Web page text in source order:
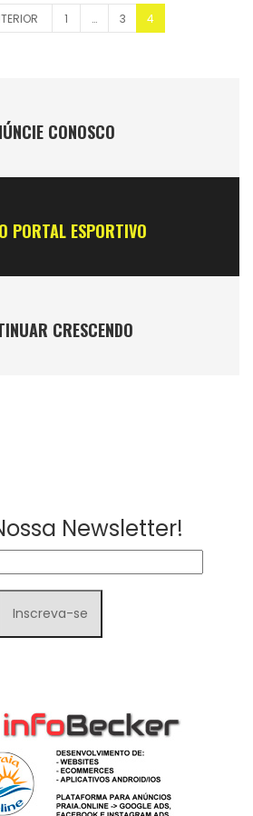
1 … 3 4
CONOSCO
PORTAL ESPORTIVO
CRESCENDO
Newsletter!